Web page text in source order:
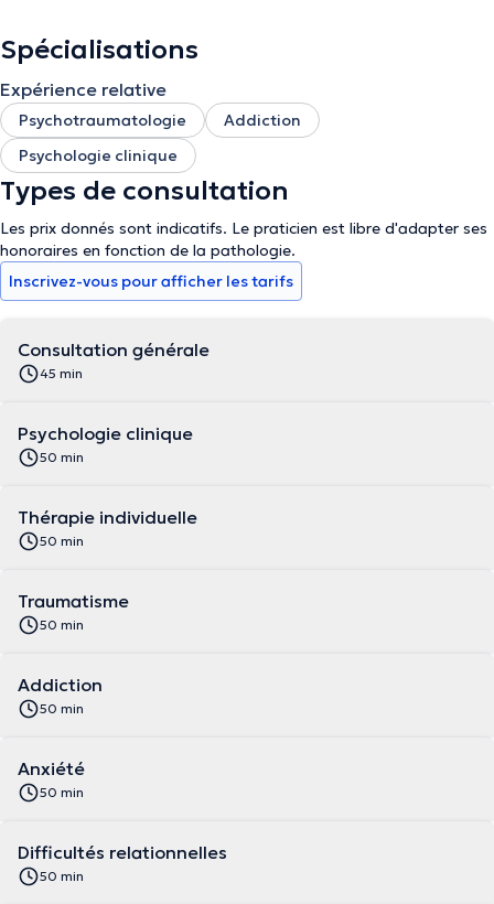
Spécialisations
Expérience relative
Psychotraumatologie
Addiction
Psychologie clinique
Types de consultation
Les prix donnés sont indicatifs. Le praticien est libre d'adapter ses
honoraires en fonction de la pathologie.
Inscrivez-vous pour afficher les tarifs
Consultation générale
45 min
Psychologie clinique
50 min
Thérapie individuelle
50 min
Traumatisme
50 min
Addiction
50 min
Anxiété
50 min
Difficultés relationnelles
50 min